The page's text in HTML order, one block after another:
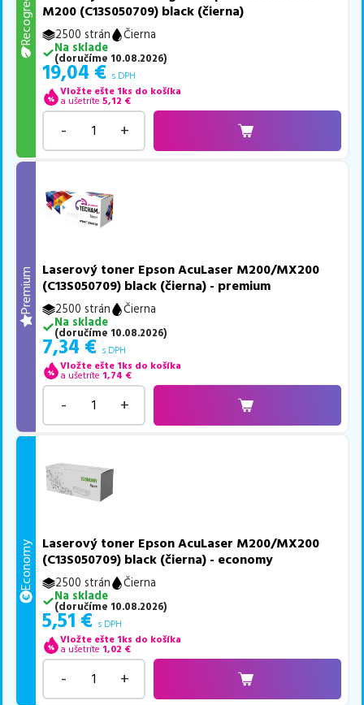
Recogreen M200 (C13S050709) black (čierna)
2500 strán
Čierna
Na sklade
(doručíme 10.08.2026)
19,04 € s DPH
Vložte ešte 1ks do košíka
a ušetríte 5,12 €
- +
Premium
Laserový toner Epson AcuLaser M200/MX200
(C13S050709) black (čierna) - premium
2500 strán
Čierna
Na sklade
(doručíme 10.08.2026)
7,34 € s DPH
Vložte ešte 1ks do košíka
a ušetríte 1,74 €
- +
Economy
Laserový toner Epson AcuLaser M200/MX200
(C13S050709) black (čierna) - economy
2500 strán
Čierna
Na sklade
(doručíme 10.08.2026)
5,51 € s DPH
Vložte ešte 1ks do košíka
a ušetríte 1,02 €
- +